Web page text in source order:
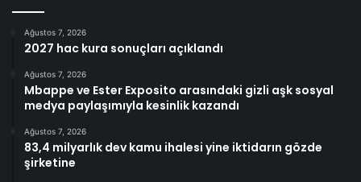
Ağustos 7, 2026
2027 hac kura sonuçları açıklandı
Ağustos 7, 2026
Mbappe ve Ester Exposito arasındaki gizli aşk sosyal
medya paylaşımıyla kesinlik kazandı
Ağustos 7, 2026
83,4 milyarlık dev kamu ihalesi yine iktidarın gözde
şirketine